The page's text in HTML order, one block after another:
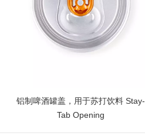
铝制啤酒罐盖，用于苏打饮料 Stay-
Tab Opening